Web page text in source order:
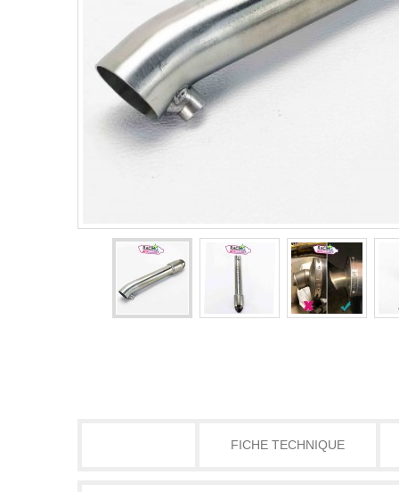
FICHE TECHNIQUE